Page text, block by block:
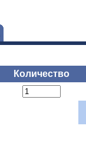
Количество